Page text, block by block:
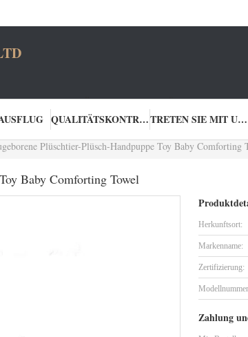
PRODUKTE
ONE-STOP LÖSUNGZUR VERFÜGUNG STELLEN
QUALITÄTSKONTROLLE TRETEN SIE MIT UNS IN VERBINDUNG
Plüschtier-Plüsch-Handpuppe Toy Baby Comforting
Baby Comforting Towel
Herkunftsort:
Markenname:
Zertifizierung:
Zahlung